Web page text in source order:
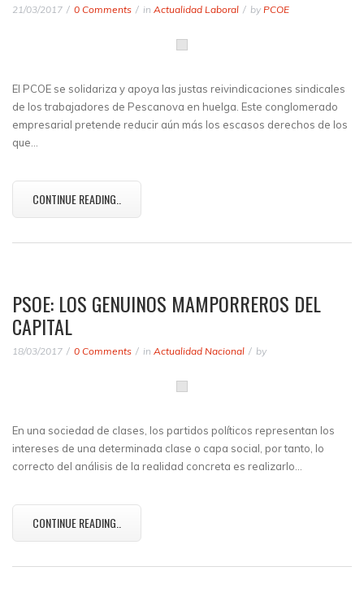
21/03/2017 0 Comments in Actualidad Laboral by PCOE
El PCOE se solidariza y apoya las justas reivindicaciones sindicales
de los trabajadores de Pescanova en huelga. Este conglomerado
empresarial pretende reducir aún más los escasos derechos de los
que…
CONTINUE READING..
PSOE: LOS GENUINOS MAMPORREROS DEL
CAPITAL
18/03/2017 0 Comments in Actualidad Nacional by
En una sociedad de clases, los partidos políticos representan los
intereses de una determinada clase o capa social, por tanto, lo
correcto del análisis de la realidad concreta es realizarlo…
CONTINUE READING..